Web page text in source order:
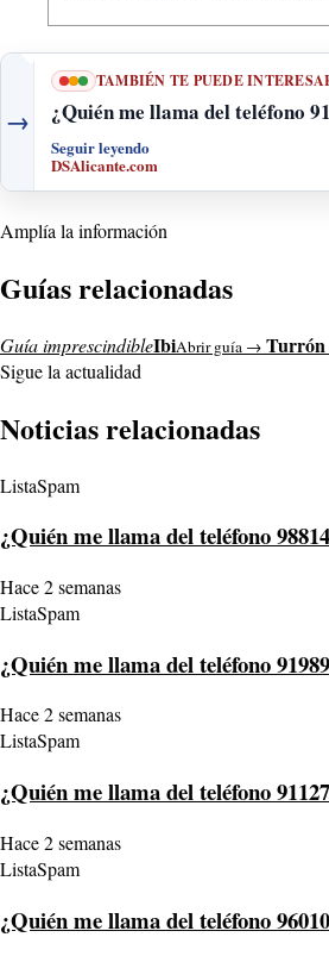
→
TAMBIÉN TE PUEDE
¿Quién me llama del teléfono
Seguir leyendo
DSAlicante.com
Amplía la información
Guías relacionadas
Guía imprescindibleIbiAbrir guía → Turrón
Sigue la actualidad
Noticias relacionadas
ListaSpam
¿Quién me llama del teléfono
Hace 2 semanas
ListaSpam
¿Quién me llama del teléfono
Hace 2 semanas
ListaSpam
¿Quién me llama del teléfono
Hace 2 semanas
ListaSpam
¿Quién me llama del teléfono